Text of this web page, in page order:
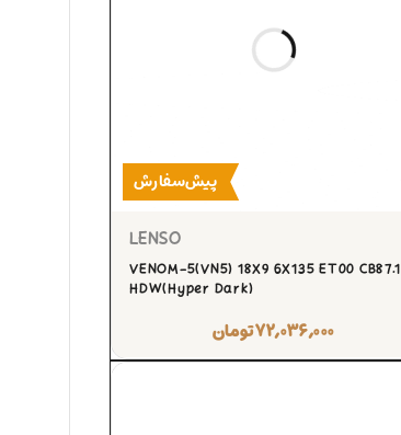
پیش‌سفارش
LENSO
VENOM-5(VN5) 18X9 6X135 ET00 CB87.1
HDW(Hyper Dark)
۷۲,۰۳۶,۰۰۰تومان